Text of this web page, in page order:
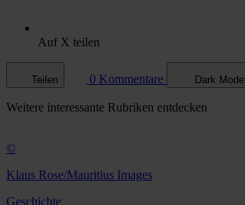
Auf X teilen
Teilen 0 Kommentare Dark Mode
Weitere interessante Rubriken entdecken
©
Klaus Rose/Mauritius Images
Geschichte